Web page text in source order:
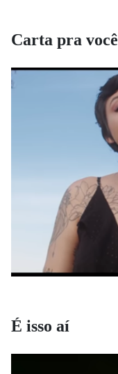
Carta pra você
É isso aí